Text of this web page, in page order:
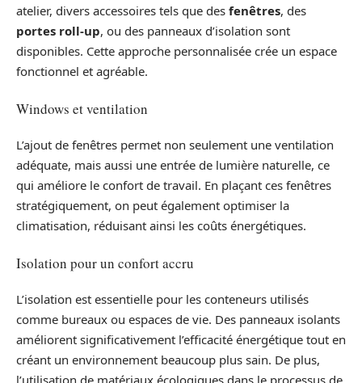
atelier, divers accessoires tels que des fenêtres, des
portes roll-up, ou des panneaux d’isolation sont
disponibles. Cette approche personnalisée crée un espace
fonctionnel et agréable.
Windows et ventilation
L’ajout de fenêtres permet non seulement une ventilation
adéquate, mais aussi une entrée de lumière naturelle, ce
qui améliore le confort de travail. En plaçant ces fenêtres
stratégiquement, on peut également optimiser la
climatisation, réduisant ainsi les coûts énergétiques.
Isolation pour un confort accru
L’isolation est essentielle pour les conteneurs utilisés
comme bureaux ou espaces de vie. Des panneaux isolants
améliorent significativement l’efficacité énergétique tout en
créant un environnement beaucoup plus sain. De plus,